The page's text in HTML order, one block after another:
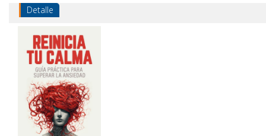
Detalle